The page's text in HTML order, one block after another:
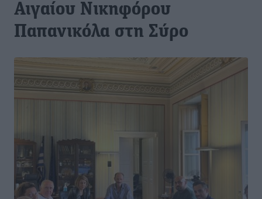
Αιγαίου Νικηφόρου
Παπανικόλα στη Σύρο